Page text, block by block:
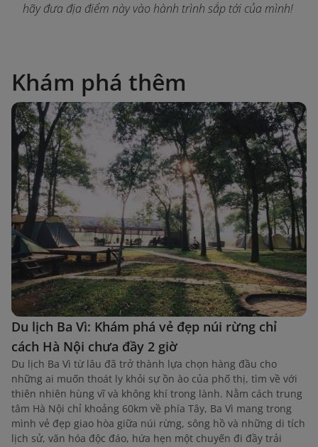
hãy đưa địa điểm này vào hành trình sắp tới của mình!
Khám phá thêm
Du lịch Ba Vì: Khám phá vẻ đẹp núi rừng chỉ
cách Hà Nội chưa đầy 2 giờ
Du lịch Ba Vì từ lâu đã trở thành lựa chọn hàng đầu cho
những ai muốn thoát ly khỏi sự ồn ào của phố thị, tìm về với
thiên nhiên hùng vĩ và không khí trong lành. Nằm cách trung
tâm Hà Nội chỉ khoảng 60km về phía Tây, Ba Vì mang trong
mình vẻ đẹp giao hòa giữa núi rừng, sông hồ và những di tích
lịch sử, văn hóa độc đáo, hứa hẹn một chuyến đi đầy trải